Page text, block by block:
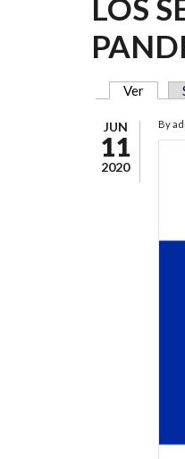
LOS
Ver
JUN
11
2020
By